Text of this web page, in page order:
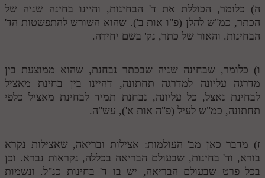
דף היומי בזוהר הקדוש
ה) כלומר, הכוללת את ד' הבחינות, והיינו בחינה שניה של
הכתר, כמ"ש להלן (פ"ו אות ב'). שהוא השורש להתפשטות הד'
הבחינות. והאור של כתר, נק' בשם יחידה.
ו) כלומר, שבחינה שניה שבכתר נבחנת, שהוא ממוצעת בין
מדרגה עליונה למדרגה תחתונה, דהיינו בין בחינת מאציל
לבחינת נאצל, כל עליונה, נבחנת תמיד לבחינת מאציל כלפי
תחתונה, כמ"ש לעיל (פ"ה אות א'), עש"ה.
ז) מדבר כאן מב' העולמות: אצילות ובריאה, שאצילות נקרא
בורא, וד' בחינות, שבעולם הבריאה בכללה, נקראות נברא. וכן
בכל פרט שבעולם הבריאה, יש בו ד' בחינות כנ"ל. ונשמות